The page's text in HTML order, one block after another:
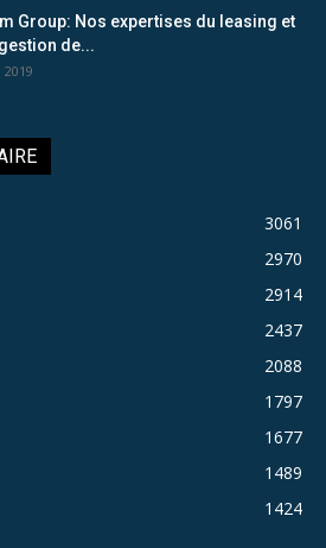
Group: Nos expertises du leasing et
de...
3061
2970
2914
2437
2088
1797
1677
1489
1424